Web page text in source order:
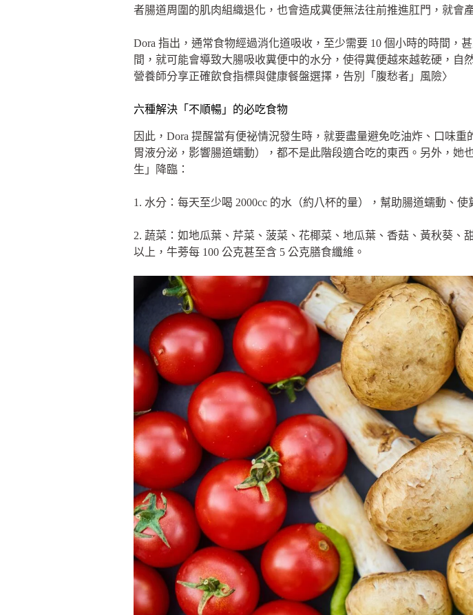
者腸道周圍的肌肉組織退化，也會造成糞便無法往前推進肛門，就會
Dora 指出，通常食物經過消化道吸收，至少需要 10 個小時的時間，
間，就可能會導致大腸吸收糞便中的水分，使得糞便越來越乾硬，
營養師分享正確飲食指標與健康餐盤選擇，告別「腹愁者」風險〉
六種解決「不順暢」的必吃食物
因此，Dora 提醒當有便祕情況發生時，就要盡量避免吃油炸、口味
胃液分泌，影響腸道蠕動），都不是此階段適合吃的東西。另外，她
生」降臨：
1. 水分：每天至少喝 2000cc 的水（約八杯的量），幫助腸道蠕動、使
2. 蔬菜：如地瓜葉、芹菜、菠菜、花椰菜、地瓜葉、香菇、黃秋葵、
以上，牛蒡每 100 公克甚至含 5 公克膳食纖維。